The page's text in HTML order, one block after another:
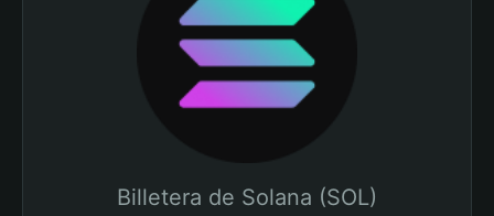
Billetera de Solana (SOL)